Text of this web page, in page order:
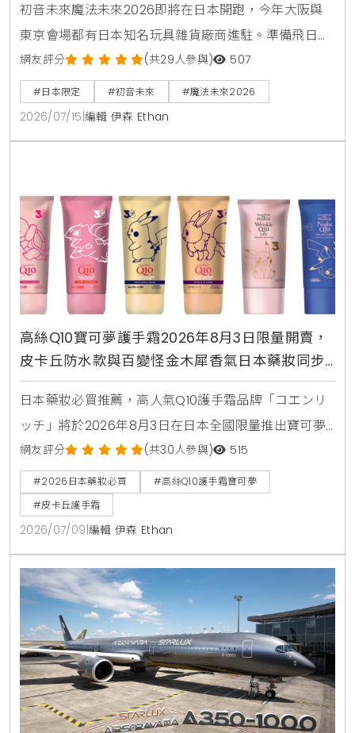
初音未來魔法未來2026即將在日本開跑，今年大阪與
東京會場都有日本知名玩具雜貨廠商進駐。準備飛日本
看演唱會的台灣粉絲，趕快來看看這次有哪些現場必搶
的布偶包與透明痛包配件，幫自己規劃一趟最完美的日
本追星之旅。
網友評分 (共29人參與) 507
#日本限定 #初音未來 #魔法未來2026
2026/07/15 編輯 伊森 Ethan
高絲Q10寶可夢護手霜2026年8月3日限量開賣，
皮卡丘防水款與百變怪金木犀香氣日本藥妝同步
登場
日本藥妝必買推薦，高人氣Q10護手霜品牌「コエンリ
ッチ」將於2026年8月3日在日本全國限量推出寶可夢
限定包裝，包含皮卡丘，伊布，百變怪等7款超人氣角
色，全系列8款功能各自針對美白，抗皺，保濕與夜間
修護，是兼具視覺與護膚效果的伴手禮首選
網友評分 (共30人參與) 515
#2026日本藥妝必買
#高絲Q10護手霜寶可夢
#皮卡丘護手霜
2026/07/09 編輯 伊森 Ethan